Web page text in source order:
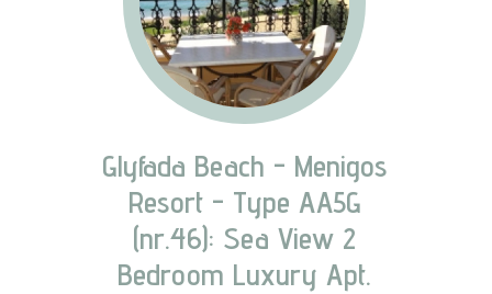
Glyfada Beach - Menigos
Resort - Type AA5G
(nr.46): Sea View 2
Bedroom Luxury Apt.